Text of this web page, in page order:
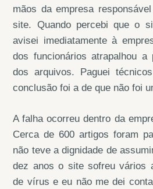
mãos da empresa
site. Quando percebi que o
avisei imediatamente à
dos funcionários atrapalhou a
dos arquivos. Paguei
conclusão foi a de que não foi
A falha ocorreu dentro da
Cerca de 600 artigos foram
não teve a dignidade de
dez anos o site sofreu vários
de vírus e eu não me dei